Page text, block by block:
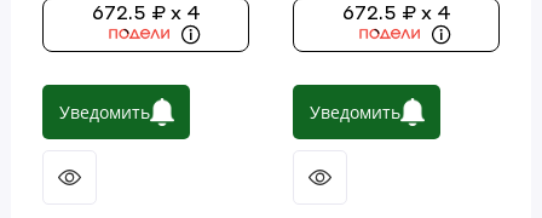
672.5 ₽ x 4
Уведомить
672.5 ₽ x 4
Уведомить